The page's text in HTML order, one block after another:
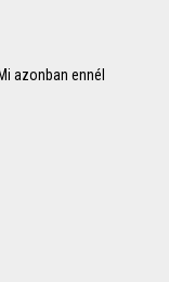
azonban ennél